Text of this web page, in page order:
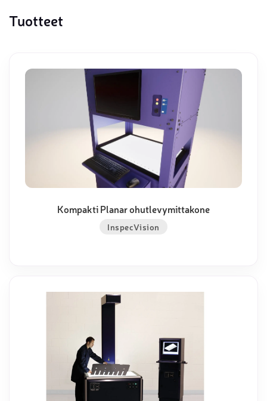
Tuotteet
Kompakti Planar ohutlevymittakone
InspecVision